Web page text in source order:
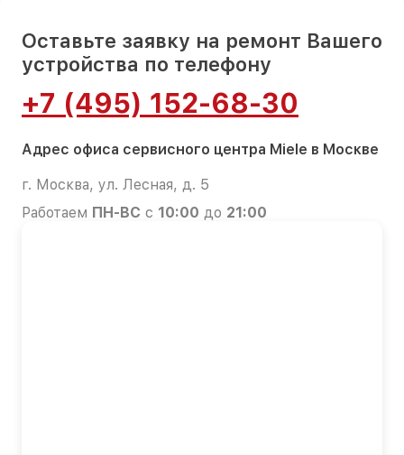
Оставьте заявку на ремонт Вашего
устройства по телефону
+7 (495) 152-68-30
Адрес офиса сервисного центра Miele в Москве
г. Москва, ул. Лесная, д. 5
Работаем ПН-ВС с 10:00 до 21:00